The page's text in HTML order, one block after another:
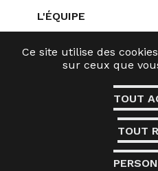
L'ÉQUIPE
ACCESSIBILITÉ : NON
Ce site utilise des
sur ceux que
TOUT
TOUT